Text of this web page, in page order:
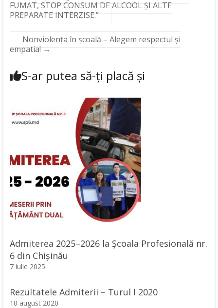
FUMAT, STOP CONSUM DE ALCOOL ȘI ALTE
PREPARATE INTERZISE.”
Nonviolența în școală – Alegem respectul și
empatia! →
S-ar putea să-ți placă și
Admiterea 2025–2026 la Școala Profesională nr.
6 din Chișinău
7 iulie 2025
Rezultatele Admiterii – Turul I 2020
10 august 2020